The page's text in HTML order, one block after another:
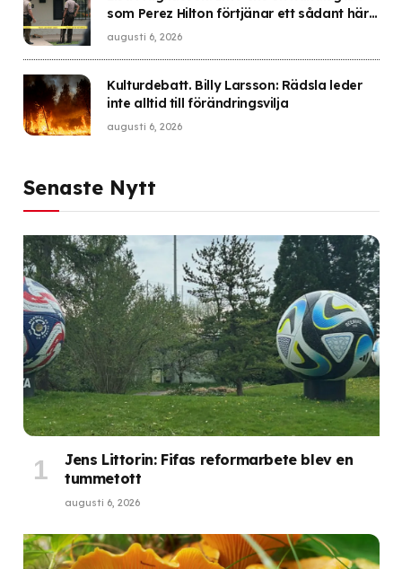
som Perez Hilton förtjänar ett sådant här
öde
augusti 6, 2026
Kulturdebatt. Billy Larsson: Rädsla leder
inte alltid till förändringsvilja
augusti 6, 2026
Senaste Nytt
Jens Littorin: Fifas reformarbete blev en
tummetott
augusti 6, 2026